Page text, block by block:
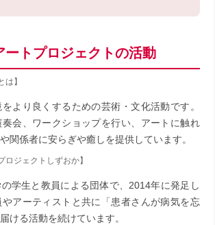
ートプロジェクトの活動
は】
より良くするための芸術・文化活動です。
会、ワークショップを行い、アートに触れ
関係者に安らぎや癒しを提供しています。
ロジェクトしずおか】
学生と教員による団体で、2014年に発足し
やアーティストと共に「患者さんが病気を忘
ける活動を続けています。